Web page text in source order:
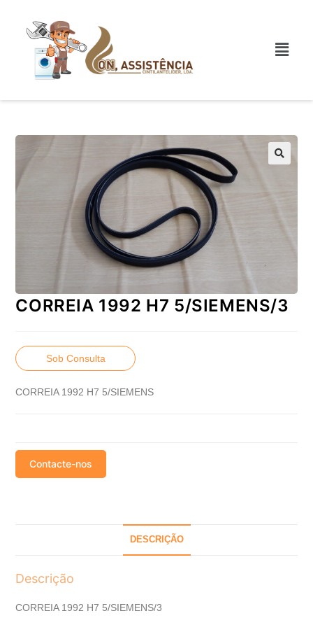
CORREIA 1992 H7 5/SIEMENS/3
Sob Consulta
CORREIA 1992 H7 5/SIEMENS
Contacte-nos
DESCRIÇÃO
Descrição
CORREIA 1992 H7 5/SIEMENS/3